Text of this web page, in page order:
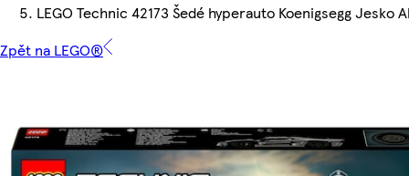
LEGO Technic 42173 Šedé hyperauto Koenigsegg Jesko
Zpět na LEGO®